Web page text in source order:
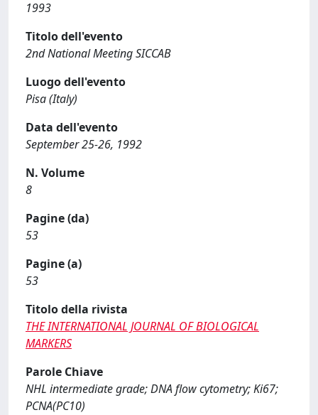
1993
Titolo dell'evento
2nd National Meeting SICCAB
Luogo dell'evento
Pisa (Italy)
Data dell'evento
September 25-26, 1992
N. Volume
8
Pagine (da)
53
Pagine (a)
53
Titolo della rivista
THE INTERNATIONAL JOURNAL OF BIOLOGICAL
MARKERS
Parole Chiave
NHL intermediate grade; DNA flow cytometry; Ki67;
PCNA(PC10)